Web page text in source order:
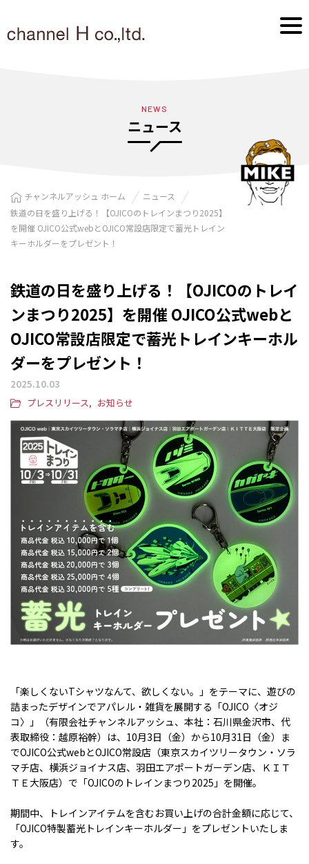
NEWS
ニュース
チャンネルアッシュ ホーム
ニュース
鉄道の日を盛り上げる！【OJICOのトレインまつり2025】
を開催 OJICO公式webとOJICO常設店限定で蓄光トレイン
キーホルダーをプレゼント！
鉄道の日を盛り上げる！【OJICOのトレイ
ンまつり2025】を開催 OJICO公式webと
OJICO常設店限定で蓄光トレインキーホル
ダーをプレゼント！
2025.10.03
プレスリリース
お知らせ
「楽しくないTシャツなんて、欲しくない。」をテーマに、遊びの
詰まったデザインでアパレル・雑貨を展開する「OJICO 〈オジ
コ〉」（有限会社チャンネルアッシュ、本社：石川県金沢市、代
表取締役：越原裕幹）は、10月3日（金）から10月31日（金）ま
でOJICO公式webとOJICO常設店（東京スカイツリータウン・ソラ
マチ店、横浜ジョイナス店、羽田エアポートガーデン店、ＫＩＴ
ＴＥ大阪店）で「OJICOのトレインまつり 2025 」を開催。
期間中、トレインアイテムを含むお買い上げの合計金額に応じて、
「OJICO特製蓄光トレインキーホルダー」をプレゼントいたしま
す。